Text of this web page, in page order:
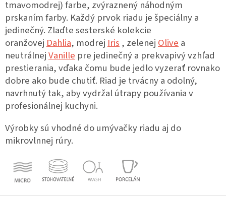
e
p
r
v
k
y
v
ý
p
i
i
e
tmavomodrej) farbe, zvýraznený náhodným
prskaním farby. Každý prvok riadu je špeciálny a
jedinečný. Zlaďte sesterské kolekcie
oranžovej Dahlia, modrej Iris , zelenej Olive a
neutrálnejVanille pre jedinečný a prekvapivý vzhľad
prestierania, vďaka čomu bude jedlo vyzerať rovnako
dobre ako bude chutiť. Riad je trvácny a odolný,
navrhnutý tak, aby vydržal útrapy používania v
profesionálnej kuchyni.
Výrobky sú vhodné do umývačky riadu aj do
mikrovlnnej rúry.